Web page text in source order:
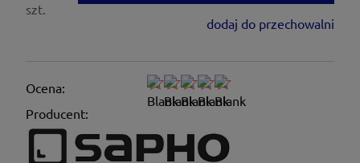
szt.
dodaj do przechowalni
Ocena:
Producent: